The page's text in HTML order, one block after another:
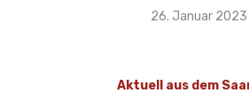
Veröffentlicht
26. Januar 2023
Aktuell aus dem